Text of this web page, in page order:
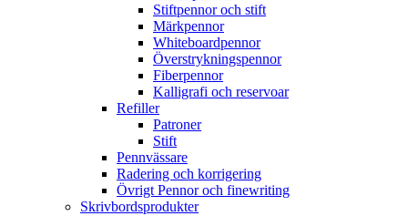
Stiftpennor och stift
Märkpennor
Whiteboardpennor
Överstrykningspennor
Fiberpennor
Kalligrafi och reservoar
Refiller
Patroner
Stift
Pennvässare
Radering och korrigering
Övrigt Pennor och finewriting
Skrivbordsprodukter